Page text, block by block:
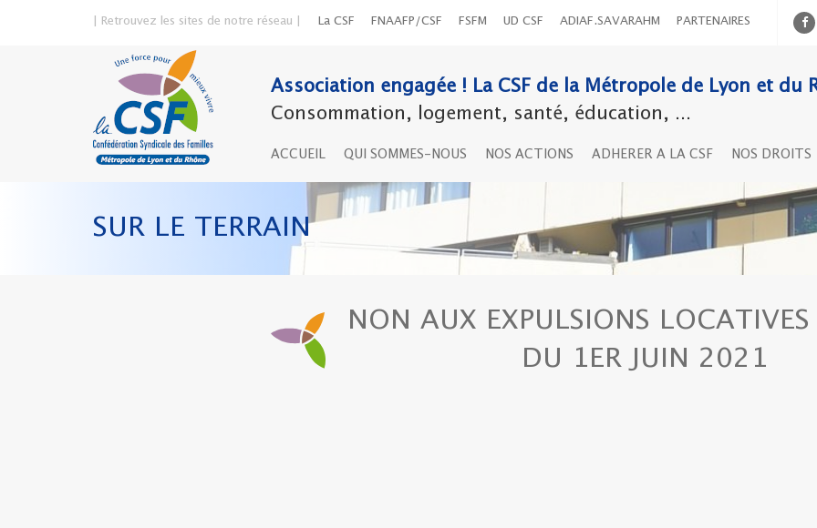
| Retrouvez les sites de notre réseau | La CSF FNAAFP/CSF FSFM UD CSF ADIAF.SAVARAHM PARTENAIRES
Association engagée ! La CSF de la Métropole de Lyon et du
Consommation, logement, santé, éducation, ...
ACCUEIL QUI SOMMES-NOUS NOS ACTIONS ADHERER A LA CSF NOS DROITS
SUR LE TERRAIN
NON AUX EXPULSIONS
DU 1ER JUIN 2021